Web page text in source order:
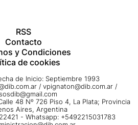
RSS
Contacto
y Condiciones
de cookies
de Inicio: Septiembre 1993
/ vpignaton@dib.com.ar /
48 Nº 726 Piso 4, La Plata; Provincia
Aires, Argentina
- Whatsapp: +5492215031783